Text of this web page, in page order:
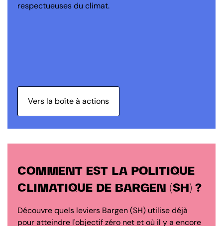
respectueuses du climat.
Vers la boîte à actions
COMMENT EST LA POLITIQUE
CLIMATIQUE DE BARGEN (SH) ?
Découvre quels leviers Bargen (SH) utilise déjà
pour atteindre l'objectif zéro net et où il y a encore